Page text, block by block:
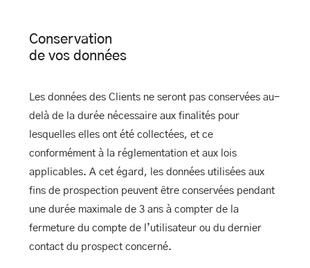
Conservation
de vos données
Les données des Clients ne seront pas conservées au-
delà de la durée nécessaire aux finalités pour
lesquelles elles ont été collectées, et ce
conformément à la réglementation et aux lois
applicables. A cet égard, les données utilisées aux
fins de prospection peuvent être conservées pendant
une durée maximale de 3 ans à compter de la
fermeture du compte de l’utilisateur ou du dernier
contact du prospect concerné.